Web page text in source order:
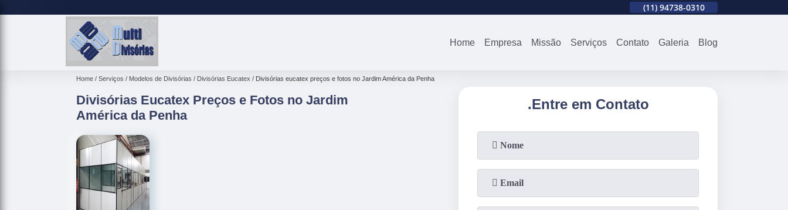
(11) 94738-0310
Home Empresa Missão Serviços Contato Galeria Blog
Home Serviços Modelos de Divisórias Divisórias Eucatex Divisórias eucatex preços e fotos no Jardim América da Penha
Divisórias Eucatex Preços e Fotos no Jardim
América da Penha
.Entre em Contato